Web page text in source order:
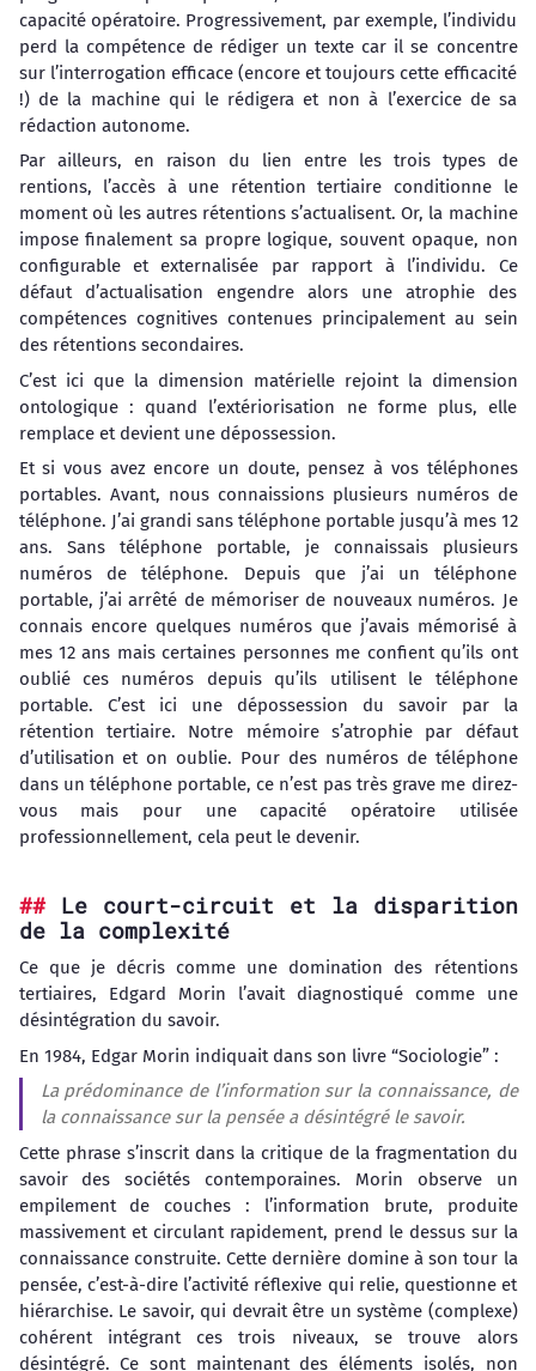
capacité opératoire. Progressivement, par exemple, l’individu
perd la compétence de rédiger un texte car il se concentre
sur l’interrogation efficace (encore et toujours cette efficacité
!) de la machine qui le rédigera et non à l’exercice de sa
rédaction autonome.
Par ailleurs, en raison du lien entre les trois types de
rentions, l’accès à une rétention tertiaire conditionne le
moment où les autres rétentions s’actualisent. Or, la machine
impose finalement sa propre logique, souvent opaque, non
configurable et externalisée par rapport à l’individu. Ce
défaut d’actualisation engendre alors une atrophie des
compétences cognitives contenues principalement au sein
des rétentions secondaires.
C’est ici que la dimension matérielle rejoint la dimension
ontologique : quand l’extériorisation ne forme plus, elle
remplace et devient une dépossession.
Et si vous avez encore un doute, pensez à vos téléphones
portables. Avant, nous connaissions plusieurs numéros de
téléphone. J’ai grandi sans téléphone portable jusqu’à mes 12
ans. Sans téléphone portable, je connaissais plusieurs
numéros de téléphone. Depuis que j’ai un téléphone
portable, j’ai arrêté de mémoriser de nouveaux numéros. Je
connais encore quelques numéros que j’avais mémorisé à
mes 12 ans mais certaines personnes me confient qu’ils ont
oublié ces numéros depuis qu’ils utilisent le téléphone
portable. C’est ici une dépossession du savoir par la
rétention tertiaire. Notre mémoire s’atrophie par défaut
d’utilisation et on oublie. Pour des numéros de téléphone
dans un téléphone portable, ce n’est pas très grave me direz-
vous mais pour une capacité opératoire utilisée
professionnellement, cela peut le devenir.
Le court-circuit et la disparition
de la complexité
Ce que je décris comme une domination des rétentions
tertiaires, Edgard Morin l’avait diagnostiqué comme une
désintégration du savoir.
En 1984, Edgar Morin indiquait dans son livre “Sociologie” :
La prédominance de l’information sur la connaissance, de
la connaissance sur la pensée a désintégré le savoir.
Cette phrase s’inscrit dans la critique de la fragmentation du
savoir des sociétés contemporaines. Morin observe un
empilement de couches : l’information brute, produite
massivement et circulant rapidement, prend le dessus sur la
connaissance construite. Cette dernière domine à son tour la
pensée, c’est-à-dire l’activité réflexive qui relie, questionne et
hiérarchise. Le savoir, qui devrait être un système (complexe)
cohérent intégrant ces trois niveaux, se trouve alors
désintégré. Ce sont maintenant des éléments isolés, non